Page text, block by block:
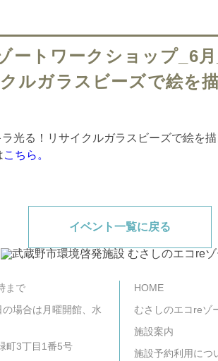
ートワークショップ_6
ルガラスビーズで絵を
光る！リサイクルガラスビーズで絵を
こちら。
イベント一覧に戻る
まで
場合は月曜開館、水
町3丁目1番5号
HOME
むさしのエコreゾ
施設案内
施設予約利用につ